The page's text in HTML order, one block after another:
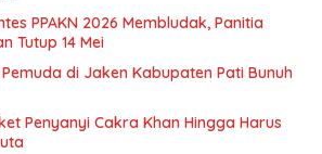
PPAKN 2026 Membludak, Panitia
Tutup 14 Mei
di Jaken Kabupaten Pati Bunuh
Penyanyi Cakra Khan Hingga Harus